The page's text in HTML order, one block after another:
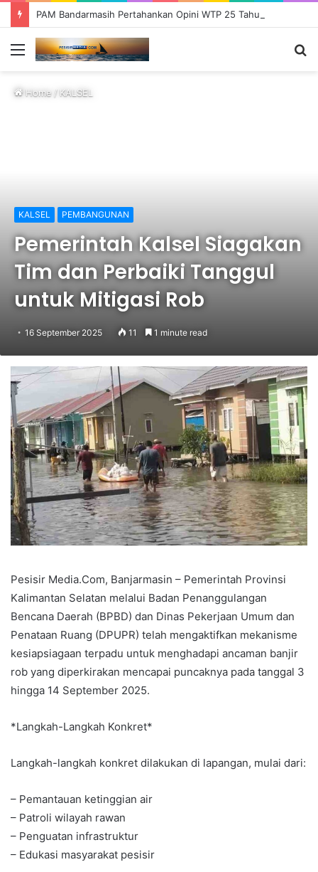
Menu
Home/KALSEL
KALSEL PEMBANGUNAN
Pemerintah Kalsel Siagakan
Tim dan Perbaiki Tanggul
untuk Mitigasi Rob
16 September 2025 11 1 minute read
Pesisir Media.Com, Banjarmasin – Pemerintah Provinsi
Kalimantan Selatan melalui Badan Penanggulangan
Bencana Daerah (BPBD) dan Dinas Pekerjaan Umum dan
Penataan Ruang (DPUPR) telah mengaktifkan mekanisme
kesiapsiagaan terpadu untuk menghadapi ancaman banjir
rob yang diperkirakan mencapai puncaknya pada tanggal 3
hingga 14 September 2025.
*Langkah-Langkah Konkret*
Langkah-langkah konkret dilakukan di lapangan, mulai dari:
– Pemantauan ketinggian air
– Patroli wilayah rawan
– Penguatan infrastruktur
– Edukasi masyarakat pesisir